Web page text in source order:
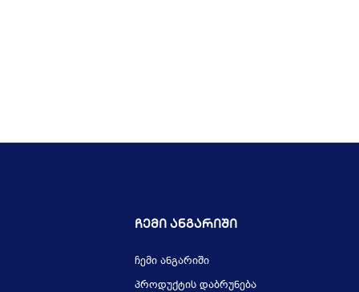
Ჩემი Ანგარიში
ჩემი ანგარიში
პროდუქტის დაბრუნება